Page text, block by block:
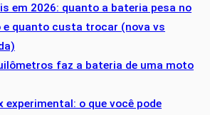
em 2026: quanto a bateria pesa no
e quanto custa trocar (nova vs
faz a bateria de uma moto
experimental: o que você pode